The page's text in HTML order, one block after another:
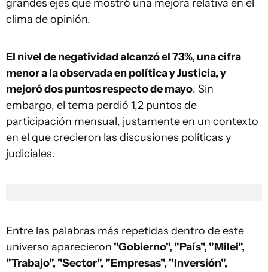
grandes ejes que mostró una mejora relativa en el
clima de opinión.
El nivel de negatividad alcanzó el 73%, una cifra
menor a la observada en política y Justicia, y
mejoró dos puntos respecto de mayo. Sin
embargo, el tema perdió 1,2 puntos de
participación mensual, justamente en un contexto
en el que crecieron las discusiones políticas y
judiciales.
Entre las palabras más repetidas dentro de este
universo aparecieron "Gobierno", "País", "Milei",
"Trabajo", "Sector", "Empresas", "Inversión",